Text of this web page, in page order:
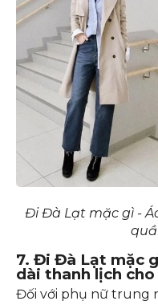
Đi Đà Lạt mặc gì -